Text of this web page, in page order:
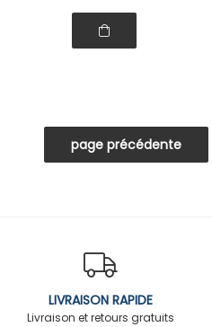
LIVRAISON RAPIDE
Livraison et retours gratuits